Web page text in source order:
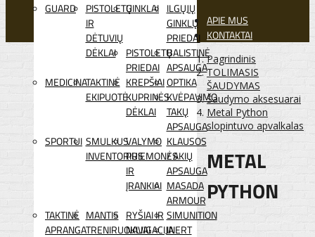
GUARD
PISTOLETŲ
IR
DĖTUVIŲ
DĖKLAI
GINKLAI ILGŲJŲ
GINKLŲ
PRIEDAI
PISTOLETŲ
PRIEDAI
BALISTINĖ
APSAUGA
MEDICINATAKTINĖ
EKIPUOTĖ
KREPŠIAI
KUPRINĖS
DĖKLAI
OPTIKA
KVĖPAVIMO
TAKŲ
APSAUGA
SPORTUI SMULKUS
INVENTORIUS
VALYMO
PRIEMONĖS
IR
ĮRANKIAI
KLAUSOS
/ AKIŲ
APSAUGA
MASADA
ARMOUR
TAKTINĖ
APRANGA
MANTIS
TRENIRUOKLIAI
RYŠIAI IR
NAVIGACIJA
SIMUNITION
INERT
APIE MUS
KONTAKTAI
Pagrindinis
TOLIMASIS
ŠAUDYMAS
Šaudymo aksesuarai
Metal Python
slopintuvo apvalkalas
METAL
PYTHON